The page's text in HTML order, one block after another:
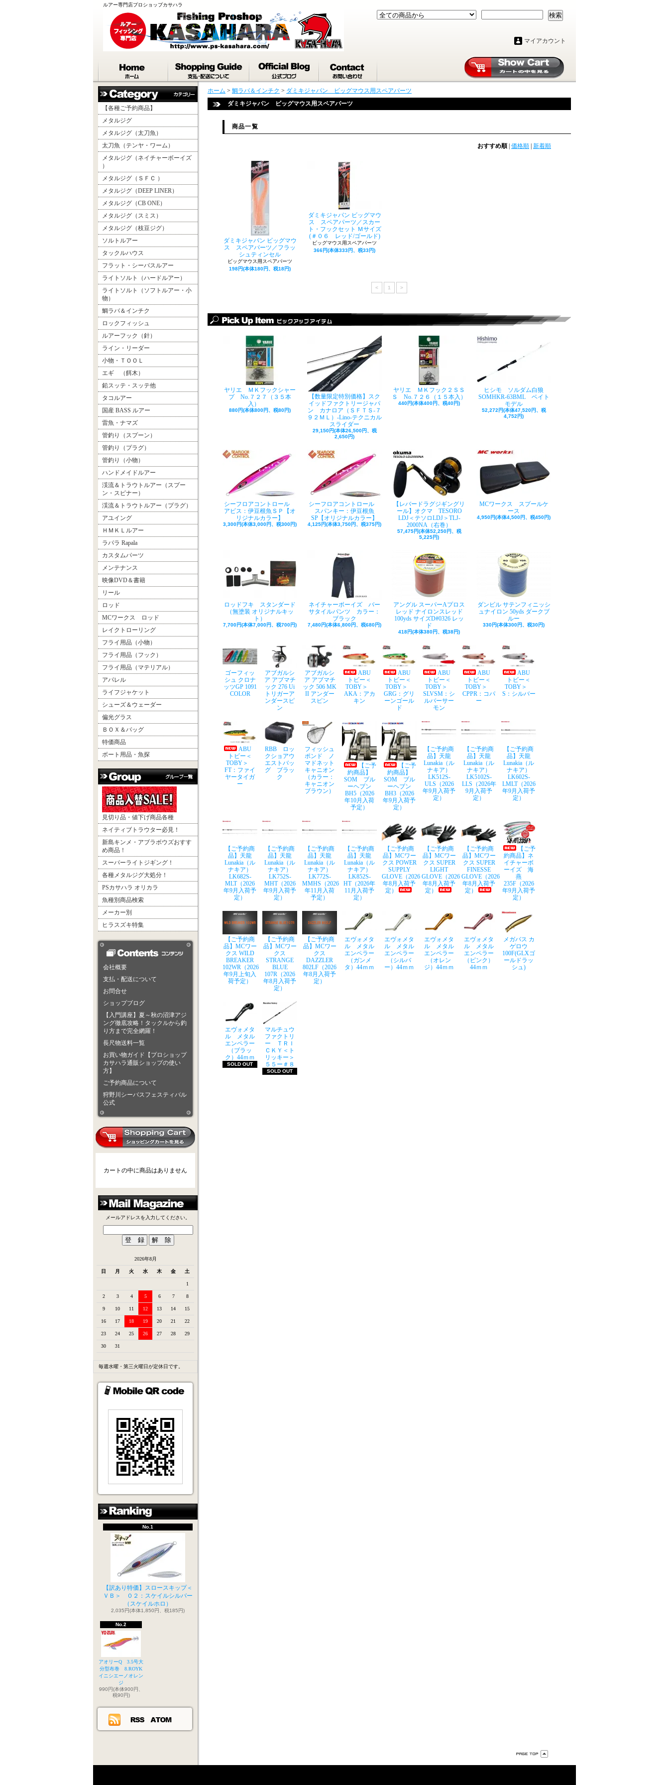
ルアー専門店プロショップカサハラ
検索
マイアカウント
【各種ご予約商品】
メタルジグ
メタルジグ（太刀魚）
太刀魚（テンヤ・ワーム）
メタルジグ（ネイチャーボーイズ
）
メタルジグ（ＳＦＣ ）
メタルジグ（DEEP LINER）
メタルジグ（CB ONE）
メタルジグ（スミス）
メタルジグ（枝豆ジグ）
ソルトルアー
タックルハウス
フラット・シーバスルアー
ライトソルト（ハードルアー）
ライトソルト（ソフトルアー・小
物）
鯛ラバ＆インチク
ロックフィッシュ
ルアーフック（針）
ライン・リーダー
小物・ＴＯＯＬ
エギ （餌木）
鉛スッテ・スッテ他
タコルアー
国産 BASS ルアー
雷魚・ナマズ
管釣り（スプーン）
管釣り（プラグ）
管釣り（小物）
ハンドメイドルアー
渓流＆トラウトルアー（スプー
ン・スピナー）
渓流＆トラウトルアー（プラグ）
アユイング
ＨＭＫＬルアー
ラパラ Rapala
カスタムパーツ
メンテナンス
映像DVD＆書籍
リール
ロッド
MCワークス ロッド
レイクトローリング
フライ用品（小物）
フライ用品（フック）
フライ用品（マテリアル）
アパレル
ライフジャケット
シューズ＆ウェーダー
偏光グラス
ＢＯＸ＆バッグ
特価商品
ボート用品・魚探
見切り品・値下げ商品各種
ネイティブトラウター必見！
新島キンメ・アブラボウズおすす
め商品！
スーパーライトジギング！
各種メタルジグ大処分！
PSカサハラ オリカラ
魚種別商品検索
メーカー別
ヒラスズキ特集
会社概要
支払・配送について
お問合せ
ショップブログ
【入門講座】夏～秋の沼津アジ
ング徹底攻略！タックルから釣
り方まで完全網羅！
長尺物送料一覧
お買い物ガイド【プロショップ
カサハラ通販ショップの使い
方】
ご予約商品について
狩野川シーバスフェスティバル
公式
カートの中に商品はありません
メールアドレスを入力してください。
2026年8月
日 月 火 水 木 金 土
1
2 3 4 5 6 7 8
9 10 11 12 13 14 15
16 17 18 19 20 21 22
23 24 25 26 27 28 29
30 31
毎週水曜・第三火曜日が定休日です。
No.1
【訳あり特価】スロースキップ＜
ＶＢ＞ ０２：スケイルシルバー
（スケイルホロ）
2,035円(本体1,850円、税185円)
No.2
アオリーQ 3.5号大
分型布巻 8.ROYK
イニシエーノオレン
ジ
990円(本体900円、
税90円)
ホーム > 鯛ラバ＆インチク > ダミキジャパン ビッグマウス用スペアパーツ
ダミキジャパン ビッグマウス用スペアパーツ
商品一覧
おすすめ順 価格順 新着順
ダミキジャパン ビッグマウ
ス スペアパーツ／フラッ
シュティンセル
ビッグマウス用スペアパーツ
198円(本体180円、税18円)
ダミキジャパン ビッグマウ
ス スペアパーツ／スカー
ト・フックセット Ｍサイズ
(＃０６ レッド/ゴールド)
ビッグマウス用スペアパーツ
366円(本体333円、税33円)
< 1 >
ヤリエ ＭＫフックシャー
プ No.７２７（３５本
入）
880円(本体800円、税80円)
【数量限定特別価格】スク
イッドファクトリージャパ
ン カナロア（ＳＦＴＳ-７
９２ＭＬ）-Lino-テクニカル
スライダー
29,150円(本体26,500円、税
2,650円)
ヤリエ ＭＫフック２ＳＳ
Ｓ No.７２６（１５本入）
440円(本体400円、税40円)
ヒシモ ソルダム白狼
SOMHKR-63BML ベイト
モデル
52,272円(本体47,520円、税
4,752円)
シーフロアコントロール
アビス：伊豆根魚ＳＰ【オ
リジナルカラー】
3,300円(本体3,000円、税300円)
シーフロアコントロール
スパンキー：伊豆根魚
SP【オリジナルカラー】
4,125円(本体3,750円、税375円)
【レバードラグジギングリ
ール】オクマ TESORO
LDJ＜テソロLDJ＞TLJ-
2000NA（右巻）
57,475円(本体52,250円、税
5,225円)
MCワークス スプールケ
ース
4,950円(本体4,500円、税450円)
ロッドフキ スタンダード
（無塗装 オリジナルキッ
ト）
7,700円(本体7,000円、税700円)
ネイチャーボーイズ バー
サタイルパンツ カラー：
ブラック
7,480円(本体6,800円、税680円)
アングル スーパーAプロス
レッド ナイロンスレッド
100yds サイズD#0326 レッ
ド
418円(本体380円、税38円)
ダンビル サテンフィニッシ
ュナイロン 50yds ダークブ
ルー
330円(本体300円、税30円)
ゴーフィッ
シュ クロナ
ッツGP 1091
COLOR
アブガルシ
ア アブマチ
ック 276 Ui
トリガーア
ンダースピ
ン
アブガルシ
ア アブマチ
ック 506 MK
II アンダー
スピン
ABU
トビー＜
TOBY＞
AKA：アカ
キン
ABU
トビー＜
TOBY＞
GRG：グリ
ーンゴール
ド
ABU
トビー＜
TOBY＞
SLVSM：シ
ルバーサー
モン
ABU
トビー＜
TOBY＞
CPPR：コパ
ー
ABU
トビー＜
TOBY＞
S：シルバー
ABU
トビー＜
TOBY＞
FT：ファイ
ヤータイガ
ー
RBB ロッ
クショアウ
エストバッ
グ ブラッ
ク
フィッシュ
ポンド ノ
マドネット
キャニオン
（カラー：
キャニオン
ブラウン）
【ご予
約商品】
SOM ブル
ーヘブン
BH5（2026
年10月入荷
予定）
【ご予
約商品】
SOM ブル
ーヘブン
BH3（2026
年9月入荷予
定）
【ご予約商
品】天龍
Lunakia（ル
ナキア）
LK512S-
ULS（2026
年9月入荷予
定）
【ご予約商
品】天龍
Lunakia（ル
ナキア）
LK5102S-
LLS（2026年
9月入荷予
定）
【ご予約商
品】天龍
Lunakia（ル
ナキア）
LK602S-
LMLT（2026
年9月入荷予
定）
【ご予約商
品】天龍
Lunakia（ル
ナキア）
LK682S-
MLT（2026
年9月入荷予
定）
【ご予約商
品】天龍
Lunakia（ル
ナキア）
LK752S-
MHT（2026
年9月入荷予
定）
【ご予約商
品】天龍
Lunakia（ル
ナキア）
LK772S-
MMHS（2026
年11月入荷
予定）
【ご予約商
品】天龍
Lunakia（ル
ナキア）
LK852S-
HT（2026年
11月入荷予
定）
【ご予約商
品】MCワー
クス POWER
SUPPLY
GLOVE（2026
年8月入荷予
定）
【ご予約商
品】MCワー
クス SUPER
LIGHT
GLOVE（2026
年8月入荷予
定）
【ご予約商
品】MCワー
クス SUPER
FINESSE
GLOVE（2026
年8月入荷予
定）
【ご予
約商品】ネ
イチャーボ
ーイズ 海
燕
235F（2026
年9月入荷予
定）
【ご予約商
品】MCワー
クス WILD
BREAKER
102WR（2026
年9月上旬入
荷予定）
【ご予約商
品】MCワー
クス
STRANGE
BLUE
107R（2026
年8月入荷予
定）
【ご予約商
品】MCワー
クス
DAZZLER
802LF（2026
年8月入荷予
定）
エヴォメタ
ル メタル
エンペラー
（ガンメ
タ）44ｍｍ
エヴォメタ
ル メタル
エンペラー
（シルバ
ー）44ｍｍ
エヴォメタ
ル メタル
エンペラー
（オレン
ジ）44ｍｍ
エヴォメタ
ル メタル
エンペラー
（ピンク）
44ｍｍ
メガバス カ
ゲロウ
100F(GLXゴ
ールドラッ
シュ)
エヴォメタ
ル メタル
エンペラー
（ブラッ
ク）44ｍｍ
SOLD OUT
マルチュウ
ファクトリ
ー ＴＲＩ
ＣＫＹ＜ト
リッキー＞
５５ー＃８
SOLD OUT